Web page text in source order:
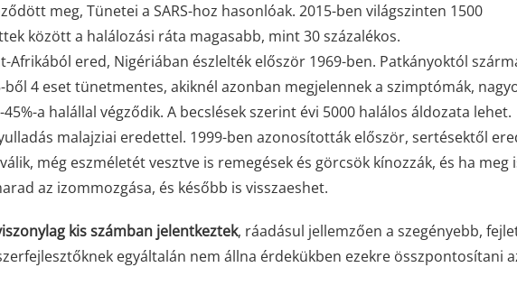
meg, Tünetei a SARS-hoz hasonlóak. 2015-ben világszinten 1500
között a halálozási ráta magasabb, mint 30 százalékos.
Afrikából ered, Nigériában észlelték először 1969-ben. Patkányoktól
4 eset tünetmentes, akiknél azonban megjelennek a szimptómák,
a halállal végződik. A becslések szerint évi 5000 halálos áldozata lehet.
malajziai eredettel. 1999-ben azonosították először, sertésektől
még eszméletét vesztve is remegések és görcsök kínozzák, és ha meg
az izommozgása, és később is visszaeshet.
kis számban jelentkeztek, ráadásul jellemzően a szegényebb,
egyáltalán nem állna érdekükben ezekre összpontosítani